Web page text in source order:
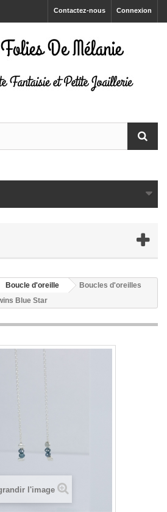
Connexion
Contactez-nous
Boucle d'oreille
Boucles d'oreilles
Blue Star
l'image